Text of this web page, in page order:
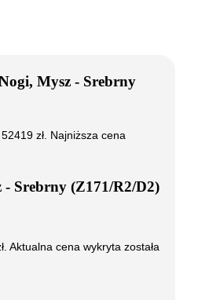
Mysz - Srebrny
52419 zł. Najniższa cena
Srebrny (Z171/R2/D2)
Aktualna cena wykryta została